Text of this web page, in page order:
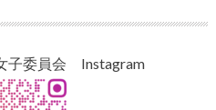
子委員会 Instagram